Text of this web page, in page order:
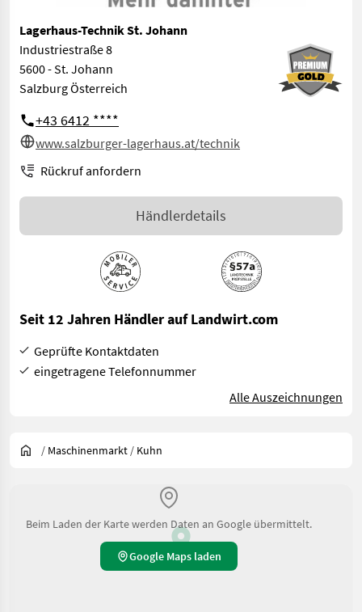
Lagerhaus-Technik St. Johann
Industriestraße 8
5600 - St. Johann
Salzburg Österreich
+43 6412 ****
www.salzburger-lagerhaus.at/technik
Rückruf anfordern
Händlerdetails
Seit 12 Jahren Händler auf Landwirt.com
Geprüfte Kontaktdaten
eingetragene Telefonnummer
Alle Auszeichnungen
/ Maschinenmarkt / Kuhn
Beim Laden der Karte werden Daten an Google übermittelt.
Google Maps laden